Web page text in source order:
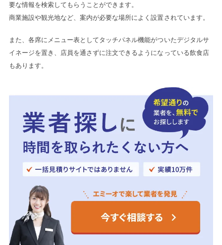
要な情報を検索してもらうことができます。
商業施設や観光地など、案内が必要な場所によく設置されています。
また、各席にメニュー表としてタッチパネル機能がついたデジタルサ
イネージを置き、店員を通さずに注文できるようになっている飲食店
もあります。